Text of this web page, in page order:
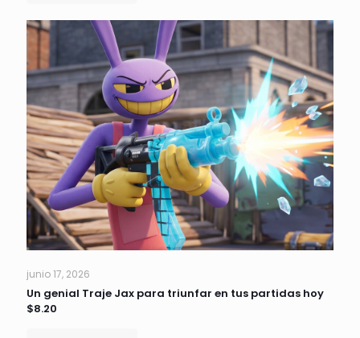
junio 17, 2026
Un genial Traje Jax para triunfar en tus partidas hoy
$8.20